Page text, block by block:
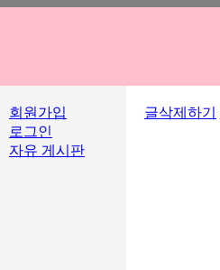
회원가입
로그인
자유 게시판
글삭제하기